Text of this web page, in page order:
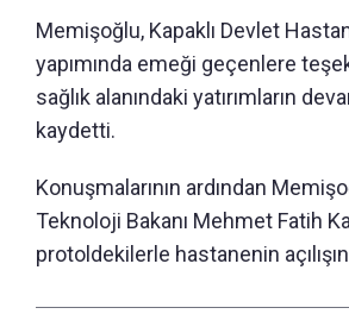
Memişoğlu, Kapaklı Devlet
yapımında emeği geçenlere
sağlık alanındaki yatırımların
kaydetti.
Konuşmalarının ardından
Teknoloji Bakanı Mehmet Fatih
protoldekilerle hastanenin